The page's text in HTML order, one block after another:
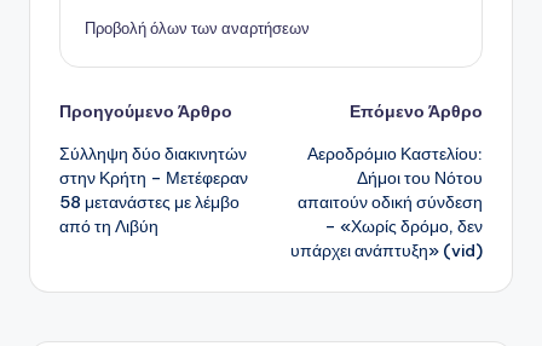
Προβολή όλων των αναρτήσεων
Πλοήγηση
δημοσιεύσεων
Προηγούμενο Άρθρο
Σύλληψη δύο διακινητών
στην Κρήτη – Μετέφεραν
58 μετανάστες με λέμβο
από τη Λιβύη
Επόμενο Άρθρο
Αεροδρόμιο Καστελίου:
Δήμοι του Νότου
απαιτούν οδική σύνδεση
– «Χωρίς δρόμο, δεν
υπάρχει ανάπτυξη» (vid)